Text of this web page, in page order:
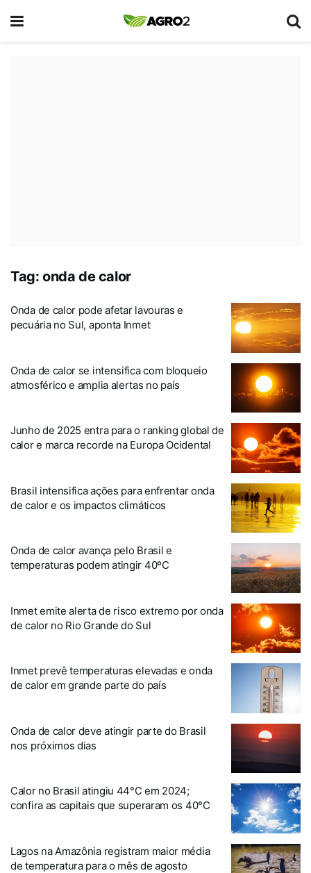
Tag: onda de calor
Onda de calor pode afetar lavouras e
pecuária no Sul, aponta Inmet
Onda de calor se intensifica com bloqueio
atmosférico e amplia alertas no país
Junho de 2025 entra para o ranking global de
calor e marca recorde na Europa Ocidental
Brasil intensifica ações para enfrentar onda
de calor e os impactos climáticos
Onda de calor avança pelo Brasil e
temperaturas podem atingir 40ºC
Inmet emite alerta de risco extremo por onda
de calor no Rio Grande do Sul
Inmet prevê temperaturas elevadas e onda
de calor em grande parte do país
Onda de calor deve atingir parte do Brasil
nos próximos dias
Calor no Brasil atingiu 44°C em 2024;
confira as capitais que superaram os 40°C
Lagos na Amazônia registram maior média
de temperatura para o mês de agosto